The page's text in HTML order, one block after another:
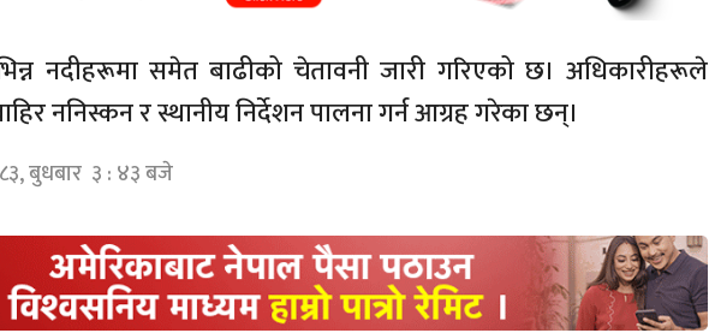
नदीहरूमा समेत बाढीको चेतावनी जारी गरिएको छ। अधिकारीहरूले
ननिस्कन र स्थानीय निर्देशन पालना गर्न आग्रह गरेका छन्।
बुधबार ३ : ४३ बजे